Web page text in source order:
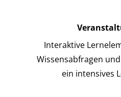
Interaktive
Wissensabfragen
ein intensives